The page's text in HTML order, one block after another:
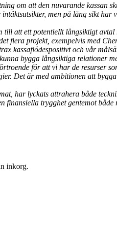
om att den nuvarande kassan
men på lång sikt
att ett potentiellt långsiktigt
flera projekt, exempelvis med
kassaflödespositivt och vår
bygga långsiktiga relationer
för att vi har de resurser
Det är med ambitionen att
har lyckats attrahera både
finansiella trygghet gentemot
inkorg.